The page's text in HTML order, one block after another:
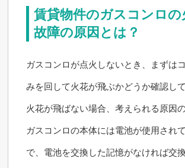
賃貸物件のガスコンロの
故障の原因とは？
ガスコンロが点火しないとき、まずは
みを回して火花が飛ぶかどうか確認し
火花が飛ばない場合、考えられる原因
ガスコンロの本体には電池が使用され
で、電池を交換した記憶がなければ交